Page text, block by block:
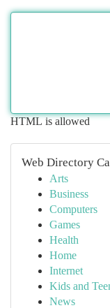
HTML is allowed
Web Directory
Arts
Business
Computers
Games
Health
Home
Internet
Kids and
News